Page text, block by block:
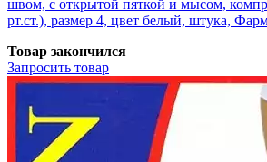
швом, с открытой пяткой и мысом,
рт.ст.), размер 4, цвет белый, штука,
Товар закончился
Запросить товар